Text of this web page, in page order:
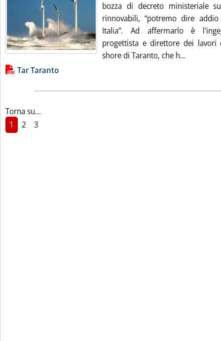
bozza di decreto ministeriale
rinnovabili, “potremo dire
Italia”. Ad affermarlo è
progettista e direttore dei lavori
shore di Taranto, che h...
Lista allegati PDF alla notizia
Tar Taranto
Torna su...
1
2 3